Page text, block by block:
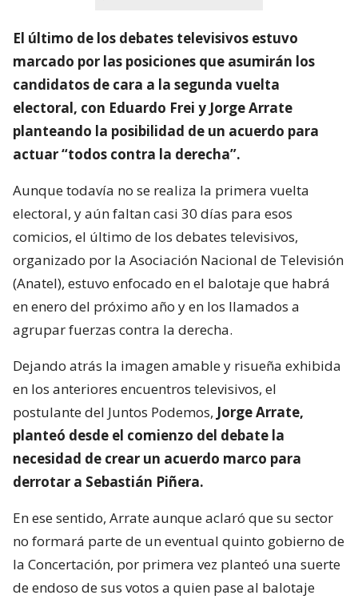
El último de los debates televisivos estuvo
marcado por las posiciones que asumirán los
candidatos de cara a la segunda vuelta
electoral, con Eduardo Frei y Jorge Arrate
planteando la posibilidad de un acuerdo para
actuar “todos contra la derecha”.
Aunque todavía no se realiza la primera vuelta
electoral, y aún faltan casi 30 días para esos
comicios, el último de los debates televisivos,
organizado por la Asociación Nacional de Televisión
(Anatel), estuvo enfocado en el balotaje que habrá
en enero del próximo año y en los llamados a
agrupar fuerzas contra la derecha.
Dejando atrás la imagen amable y risueña exhibida
en los anteriores encuentros televisivos, el
postulante del Juntos Podemos, Jorge Arrate,
planteó desde el comienzo del debate la
necesidad de crear un acuerdo marco para
derrotar a Sebastián Piñera.
En ese sentido, Arrate aunque aclaró que su sector
no formará parte de un eventual quinto gobierno de
la Concertación, por primera vez planteó una suerte
de endoso de sus votos a quien pase al balotaje